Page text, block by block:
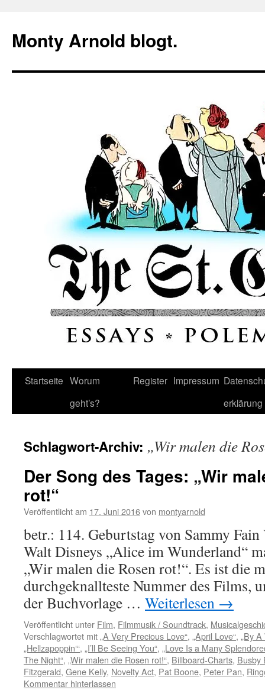
springen
Monty Arnold blogt.
Startseite Worum
geht’s?
Register Impressum
erklärung
Schlagwort-Archiv: „Wir malen die
Der Song des Tages: „Wir
rot!“
Veröffentlicht am 17. Juni 2016von montyarnold
betr.: 114. Geburtstag von Sammy
Walt Disneys „Alice im Wunderland“
„Wir malen die Rosen rot!“. Es ist die
durchgeknallteste Nummer des Films,
der Buchvorlage … Weiterlesen →
Veröffentlicht unter Film, Filmmusik / Soundtrack,
Verschlagwortet mit „A Very Precious Love“, „April Love“, „By A
„Hellzapoppin‘“, „I’ll Be Seeing You“, „Love Is a Many
The Night“, „Wir malen die Rosen rot!“, Billboard-Charts, Busby
Fitzgerald, Gene Kelly, Novelty Act, Pat Boone, Peter Pan,
Kommentar hinterlassen